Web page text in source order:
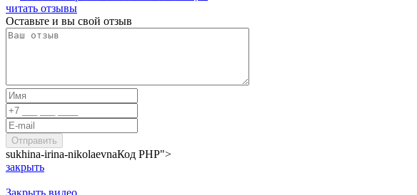
читать отзывы
Оставьте и вы свой отзыв
sukhina-irina-nikolaevnaКод PHP">
закрыть
Закрыть видео